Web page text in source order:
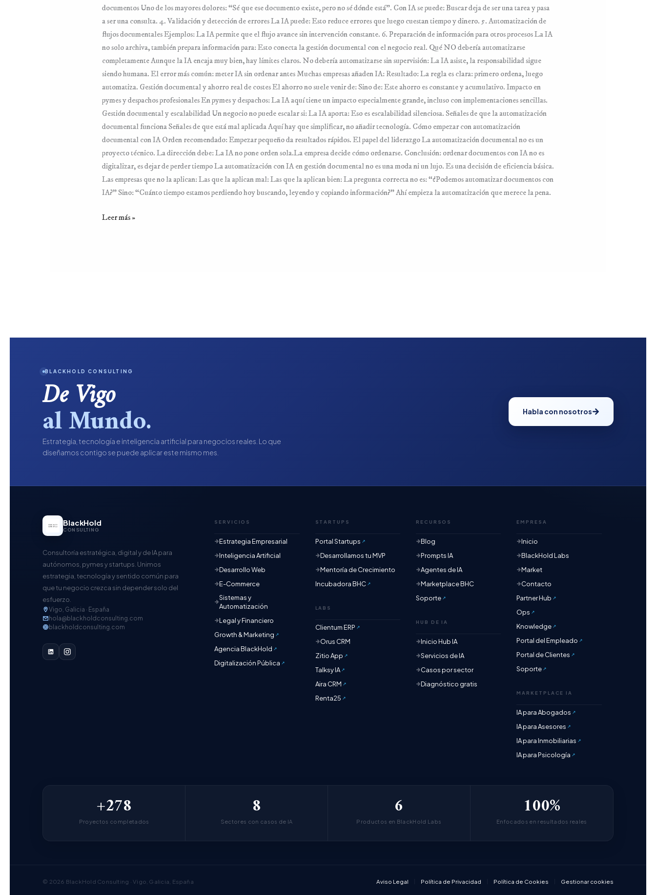
documentos Uno de los mayores dolores: “Sé que ese documento existe, pero no sé dónde está”. Con IA se puede: Buscar deja de ser una tarea y pasa
a ser una consulta. 4. Validación y detección de errores La IA puede: Esto reduce errores que luego cuestan tiempo y dinero. 5. Automatización de
flujos documentales Ejemplos: La IA permite que el flujo avance sin intervención constante. 6. Preparación de información para otros procesos La IA
no solo archiva, también prepara información para: Esto conecta la gestión documental con el negocio real. Qué NO debería automatizarse
completamente Aunque la IA encaja muy bien, hay límites claros. No debería automatizarse sin supervisión: La IA asiste, la responsabilidad sigue
siendo humana. El error más común: meter IA sin ordenar antes Muchas empresas añaden IA: Resultado: La regla es clara: primero ordena, luego
automatiza. Gestión documental y ahorro real de costes El ahorro no suele venir de: Sino de: Este ahorro es constante y acumulativo. Impacto en
pymes y despachos profesionales En pymes y despachos: La IA aquí tiene un impacto especialmente grande, incluso con implementaciones sencillas.
Gestión documental y escalabilidad Un negocio no puede escalar si: La IA aporta: Eso es escalabilidad silenciosa. Señales de que la automatización
documental funciona Señales de que está mal aplicada Aquí hay que simplificar, no añadir tecnología. Cómo empezar con automatización
documental con IA Orden recomendado: Empezar pequeño da resultados rápidos. El papel del liderazgo La automatización documental no es un
proyecto técnico. La dirección debe: La IA no pone orden sola.La empresa decide cómo ordenarse. Conclusión: ordenar documentos con IA no es
digitalizar, es dejar de perder tiempo La automatización con IA en gestión documental no es una moda ni un lujo. Es una decisión de eficiencia básica.
Las empresas que no la aplican: Las que la aplican mal: Las que la aplican bien: La pregunta correcta no es: “¿Podemos automatizar documentos con
IA?” Sino: “Cuánto tiempo estamos perdiendo hoy buscando, leyendo y copiando información?” Ahí empieza la automatización que merece la pena.
Leer más »
BLACKHOLD CONSULTING
De Vigo
al Mundo.
Estrategia, tecnología e inteligencia artificial para negocios reales. Lo que
diseñamos contigo se puede aplicar este mismo mes.
Habla con nosotros
BlackHold
CONSULTING
Consultoría estratégica, digital y de IA para
autónomos, pymes y startups. Unimos
estrategia, tecnología y sentido común para
que tu negocio crezca sin depender solo del
esfuerzo.
Vigo, Galicia · España
hola@blackholdconsulting.com
blackholdconsulting.com
SERVICIOS
Estrategia Empresarial
Inteligencia Artificial
Desarrollo Web
E-Commerce
Sistemas y
Automatización
Legal y Financiero
Growth & Marketing
Agencia BlackHold
Digitalización Pública
STARTUPS
Portal Startups
Desarrollamos tu MVP
Mentoría de Crecimiento
Incubadora BHC
LABS
Clientum ERP
Orus CRM
Zitio App
Talksy IA
Aira CRM
Renta25
RECURSOS
Blog
Prompts IA
Agentes de IA
Marketplace BHC
Soporte
HUB DE IA
Inicio Hub IA
Servicios de IA
Casos por sector
Diagnóstico gratis
EMPRESA
Inicio
BlackHold Labs
Market
Contacto
Partner Hub
Ops
Knowledge
Portal del Empleado
Portal de Clientes
Soporte
MARKETPLACE IA
IA para Abogados
IA para Asesores
IA para Inmobiliarias
IA para Psicología
+278
Proyectos completados
8
Sectores con casos de IA
6
Productos en BlackHold Labs
100%
Enfocados en resultados reales
© 2026 BlackHold Consulting · Vigo, Galicia, España Aviso Legal Política de Privacidad Política de Cookies Gestionar cookies